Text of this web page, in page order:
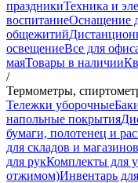
праздникиТехника и
воспитаниеОснащение
общежитий
освещениеВсе для
маяТовары в наличии
/
Термометры,
Тележки уборочные
напольные покрытия
бумаги, полотенец и
для складов и магазинов
для рукКомплекты для
отжимом)Инвентарь